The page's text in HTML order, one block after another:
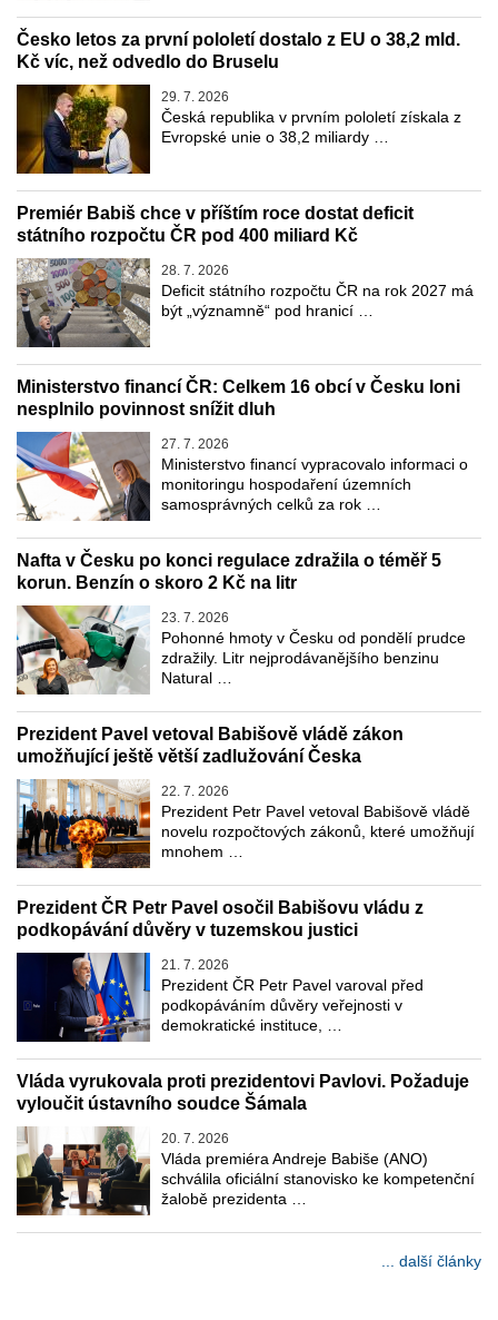
Česko letos za první pololetí dostalo z EU o 38,2 mld.
Kč víc, než odvedlo do Bruselu
29. 7. 2026
Česká republika v prvním pololetí získala z
Evropské unie o 38,2 miliardy …
Premiér Babiš chce v příštím roce dostat deficit
státního rozpočtu ČR pod 400 miliard Kč
28. 7. 2026
Deficit státního rozpočtu ČR na rok 2027 má
být „významně“ pod hranicí …
Ministerstvo financí ČR: Celkem 16 obcí v Česku loni
nesplnilo povinnost snížit dluh
27. 7. 2026
Ministerstvo financí vypracovalo informaci o
monitoringu hospodaření územních
samosprávných celků za rok …
Nafta v Česku po konci regulace zdražila o téměř 5
korun. Benzín o skoro 2 Kč na litr
23. 7. 2026
Pohonné hmoty v Česku od pondělí prudce
zdražily. Litr nejprodávanějšího benzinu
Natural …
Prezident Pavel vetoval Babišově vládě zákon
umožňující ještě větší zadlužování Česka
22. 7. 2026
Prezident Petr Pavel vetoval Babišově vládě
novelu rozpočtových zákonů, které umožňují
mnohem …
Prezident ČR Petr Pavel osočil Babišovu vládu z
podkopávání důvěry v tuzemskou justici
21. 7. 2026
Prezident ČR Petr Pavel varoval před
podkopáváním důvěry veřejnosti v
demokratické instituce, …
Vláda vyrukovala proti prezidentovi Pavlovi. Požaduje
vyloučit ústavního soudce Šámala
20. 7. 2026
Vláda premiéra Andreje Babiše (ANO)
schválila oficiální stanovisko ke kompetenční
žalobě prezidenta …
... další články